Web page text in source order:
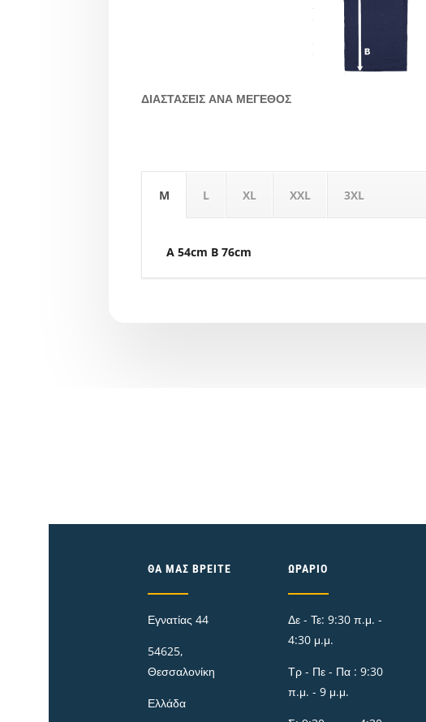
ΔΙΑΣΤΑΣΕΙΣ ΑΝΑ ΜΕΓΕΘΟΣ
M L XL XXL 3XL
A 54cm B 76cm
ΘΑ ΜΑΣ ΒΡΕΊΤΕ
Εγνατίας 44
54625,
Θεσσαλονίκη
Ελλάδα
ΩΡΆΡΙΟ
Δε - Τε: 9:30 π.μ. -
4:30 μ.μ.
Τρ - Πε - Πα : 9:30
π.μ. - 9 μ.μ.